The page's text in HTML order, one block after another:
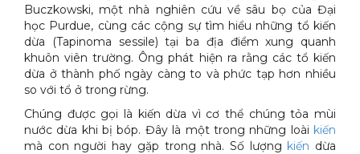
Máy diệt côn trùng
Máy hút bụi
Xe đẩy làm vệ sinh Sài Gòn
Buczkowski, một nhà nghiên cứu về sâu bọ của Đại
học Purdue, cùng các cộng sự tìm hiểu những tổ kiến
dừa (Tapinoma sessile) tại ba địa điểm xung quanh
khuôn viên trường. Ông phát hiện ra rằng các tổ kiến
dừa ở thành phố ngày càng to và phức tạp hơn nhiều
so với tổ ở trong rừng.
Chúng được gọi là kiến dừa vì cơ thể chúng tỏa mùi
nước dừa khi bị bóp. Đây là một trong những loài kiến
mà con người hay gặp trong nhà. Số lượng kiến dừa